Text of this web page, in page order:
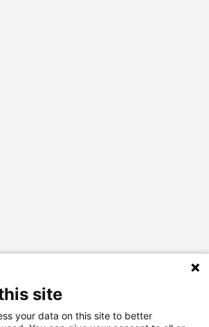
site
your data on this site to better